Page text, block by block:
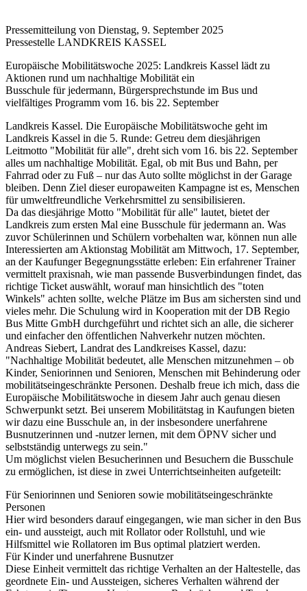
Pressemitteilung von Dienstag, 9. September 2025
Pressestelle LANDKREIS KASSEL
Europäische Mobilitätswoche 2025: Landkreis Kassel lädt zu
Aktionen rund um nachhaltige Mobilität ein
Busschule für jedermann, Bürgersprechstunde im Bus und
vielfältiges Programm vom 16. bis 22. September
Landkreis Kassel. Die Europäische Mobilitätswoche geht im
Landkreis Kassel in die 5. Runde: Getreu dem diesjährigen
Leitmotto "Mobilität für alle", dreht sich vom 16. bis 22. September
alles um nachhaltige Mobilität. Egal, ob mit Bus und Bahn, per
Fahrrad oder zu Fuß – nur das Auto sollte möglichst in der Garage
bleiben. Denn Ziel dieser europaweiten Kampagne ist es, Menschen
für umweltfreundliche Verkehrsmittel zu sensibilisieren.
Da das diesjährige Motto "Mobilität für alle" lautet, bietet der
Landkreis zum ersten Mal eine Busschule für jedermann an. Was
zuvor Schülerinnen und Schülern vorbehalten war, können nun alle
Interessierten am Aktionstag Mobilität am Mittwoch, 17. September,
an der Kaufunger Begegnungsstätte erleben: Ein erfahrener Trainer
vermittelt praxisnah, wie man passende Busverbindungen findet, das
richtige Ticket auswählt, worauf man hinsichtlich des "toten
Winkels" achten sollte, welche Plätze im Bus am sichersten sind und
vieles mehr. Die Schulung wird in Kooperation mit der DB Regio
Bus Mitte GmbH durchgeführt und richtet sich an alle, die sicherer
und einfacher den öffentlichen Nahverkehr nutzen möchten.
Andreas Siebert, Landrat des Landkreises Kassel, dazu:
"Nachhaltige Mobilität bedeutet, alle Menschen mitzunehmen – ob
Kinder, Seniorinnen und Senioren, Menschen mit Behinderung oder
mobilitätseingeschränkte Personen. Deshalb freue ich mich, dass die
Europäische Mobilitätswoche in diesem Jahr auch genau diesen
Schwerpunkt setzt. Bei unserem Mobilitätstag in Kaufungen bieten
wir dazu eine Busschule an, in der insbesondere unerfahrene
Busnutzerinnen und -nutzer lernen, mit dem ÖPNV sicher und
selbstständig unterwegs zu sein."
Um möglichst vielen Besucherinnen und Besuchern die Busschule
zu ermöglichen, ist diese in zwei Unterrichtseinheiten aufgeteilt:
Für Seniorinnen und Senioren sowie mobilitätseingeschränkte
Personen
Hier wird besonders darauf eingegangen, wie man sicher in den Bus
ein- und aussteigt, auch mit Rollator oder Rollstuhl, und wie
Hilfsmittel wie Rollatoren im Bus optimal platziert werden.
Für Kinder und unerfahrene Busnutzer
Diese Einheit vermittelt das richtige Verhalten an der Haltestelle, das
geordnete Ein- und Aussteigen, sicheres Verhalten während der